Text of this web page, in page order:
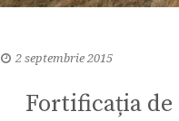
2 septembrie 2015
Fortificația